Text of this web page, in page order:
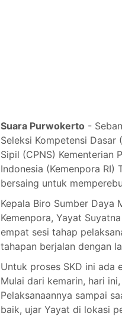
Suara Purwokerto -
Seleksi Kompetensi Dasar
Sipil (CPNS) Kementerian
Indonesia (Kemenpora RI)
bersaing untuk
Kepala Biro Sumber Daya
Kemenpora, Yayat
empat sesi tahap
tahapan berjalan dengan
Untuk proses SKD ini ada
Mulai dari kemarin, hari
Pelaksanaannya sampai
baik, ujar Yayat di lokasi